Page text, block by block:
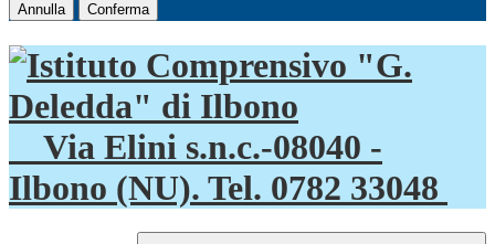
Annulla Conferma
Via Elini s.n.c.-08040 -
Ilbono (NU). Tel. 0782 33048